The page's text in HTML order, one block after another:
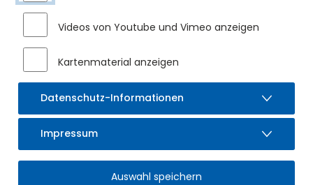
Begrüßt wurden sie von Bürgermeister Gerhard Frey sowie
von Christine Taube, deren Aufgabenbereich sie künftig
übernehmen werden. Mit dem Wechsel ist die touristische
Weiterentwicklung unserer Gemeinde und der
interkommunalen Zusammenarbeit im Allgäuer Seenland
Der Tourismus ist für Sulzberg und die gesamte Region ein
bedeutender Standortfaktor. Neben der Gästebetreuung
und der Weiterentwicklung touristischer Angebote spielt
insbesondere die enge Zusammenarbeit innerhalb der
Kooperation Allgäuer Seenland eine zentrale Rolle. Ziel ist es,
Videos von Youtube und Vimeo anzeigen
Kartenmaterial anzeigen
Datenschutz-Informationen
Impressum
Auswahl speichern